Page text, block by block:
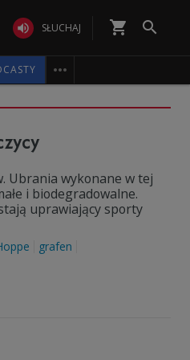
 SŁUCHAJ shopping_cart 

Ubrania wykonane w tej
i biodegradowalne.
uprawiający sporty
grafen